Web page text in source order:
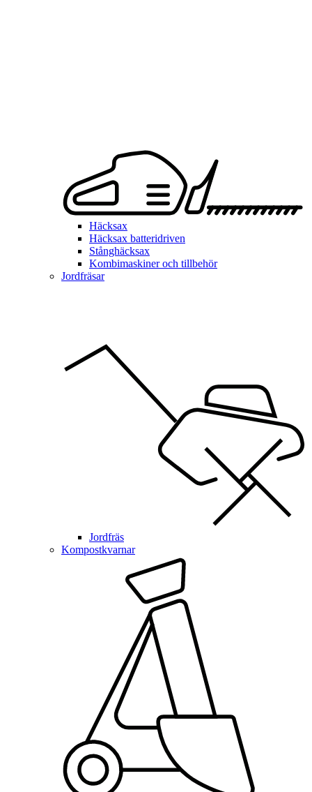
Häcksax
Häcksax batteridriven
Stånghäcksax
Kombimaskiner och tillbehör
Jordfräsar
Jordfräs
Kompostkvarnar